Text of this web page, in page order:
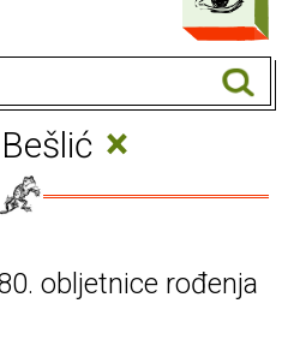
×
obljetnice rođenja